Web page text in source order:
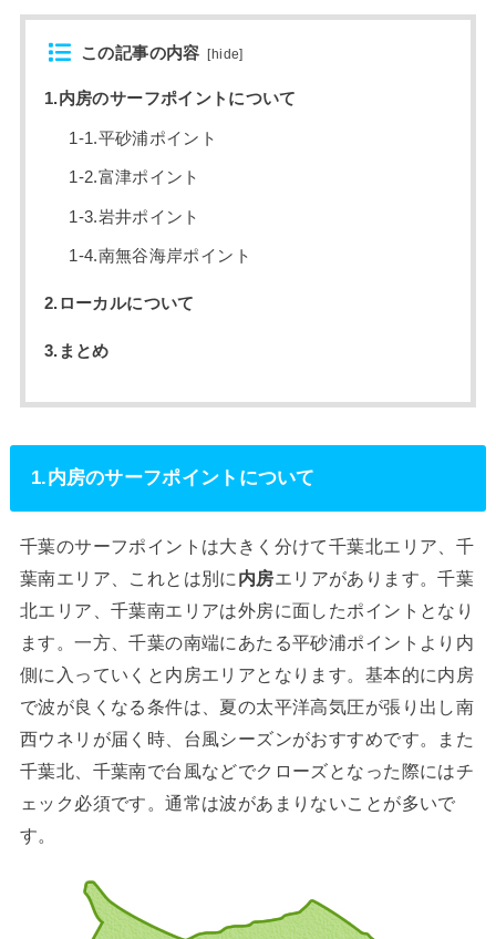
この記事の内容 [hide]
1.内房のサーフポイントについて
1-1.平砂浦ポイント
1-2.富津ポイント
1-3.岩井ポイント
1-4.南無谷海岸ポイント
2.ローカルについて
3.まとめ
1.内房のサーフポイントについて
千葉のサーフポイントは大きく分けて千葉北エリア、千
葉南エリア、これとは別に 内房エリアがあります。千葉
北エリア、千葉南エリアは外房に面したポイントとなり
ます。一方、千葉の南端にあたる平砂浦ポイントより内
側に入っていくと内房エリアとなります。基本的に内房
で波が良くなる条件は、夏の太平洋高気圧が張り出し南
西ウネリが届く時、台風シーズンがおすすめです。また
千葉北、千葉南で台風などでクローズとなった際にはチ
ェック必須です。通常は波があまりないことが多いで
す。